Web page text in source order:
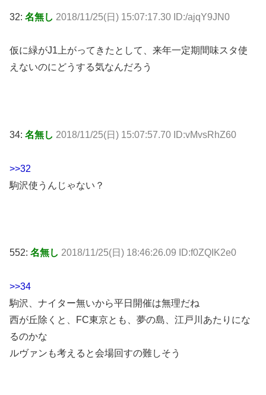
32: 名無し 2018/11/25(日) 15:07:17.30 ID:/ajqY9JN0
仮に緑がJ1上がってきたとして、来年一定期間味スタ使
えないのにどうする気なんだろう
34: 名無し 2018/11/25(日) 15:07:57.70 ID:vMvsRhZ60
>>32
駒沢使うんじゃない？
552: 名無し 2018/11/25(日) 18:46:26.09 ID:f0ZQIK2e0
>>34
駒沢、ナイター無いから平日開催は無理だね
西が丘除くと、FC東京とも、夢の島、江戸川あたりにな
るのかな
ルヴァンも考えると会場回すの難しそう